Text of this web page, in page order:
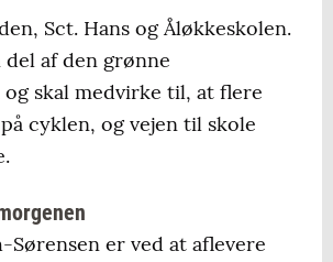
Sct. Hans og Åløkkeskolen.
af den grønne
skal medvirke til, at flere
cyklen, og vejen til skole
Sørensen er ved at aflevere